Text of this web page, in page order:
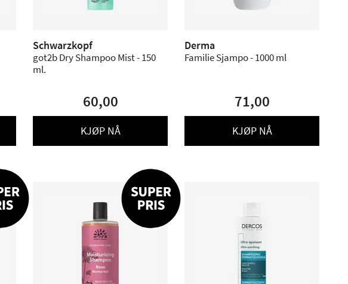
Schwarzkopf
got2b Dry Shampoo Mist - 150
ml.
60,00
KJØP NÅ
Derma
Familie Sjampo - 1000 ml
71,00
KJØP NÅ